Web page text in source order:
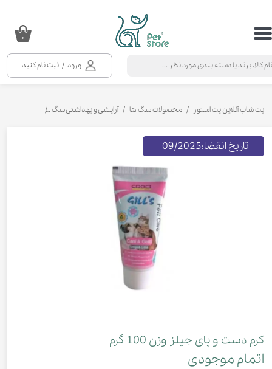
ورود / ثبت نام کنید
حساب کاربری من
خروج از حساب کاربری
۰
پت شاپ آنلاین پت استور محصولات سگ ها آرایشی و بهداشتی سگ
کرم دست و پای جیلز وزن 100 گرم
اتمام موجودی
تاریخ انقضا:09/2025